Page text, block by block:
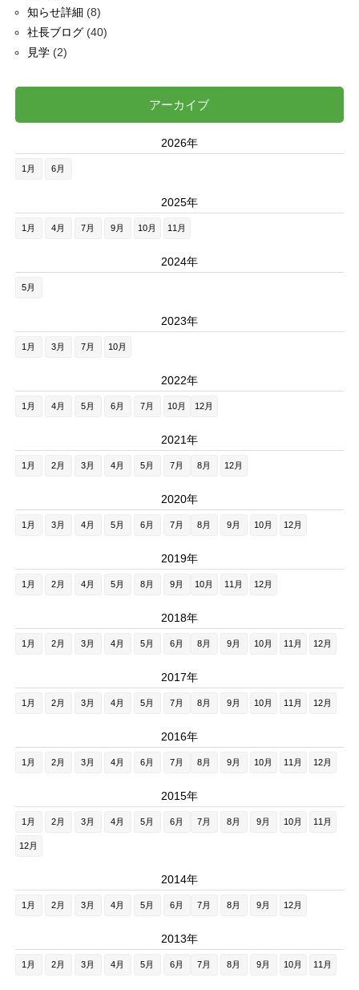
知らせ詳細 (8)
社長ブログ(40)
見学(2)
アーカイブ
2026年
1月 6月
2025年
1月 4月 7月 9月 10月 11月
2024年
5月
2023年
1月 3月 7月 10月
2022年
1月 4月 5月 6月 7月 10月 12月
2021年
1月 2月 3月 4月 5月 7月 8月 12月
2020年
1月 3月 4月 5月 6月 7月 8月 9月 10月 12月
2019年
1月 2月 4月 5月 8月 9月 10月 11月 12月
2018年
1月 2月 3月 4月 5月 6月 8月 9月 10月 11月 12月
2017年
1月 2月 3月 4月 5月 7月 8月 9月 10月 11月 12月
2016年
1月 2月 3月 4月 6月 7月 8月 9月 10月 11月 12月
2015年
1月 2月 3月 4月 5月 6月 7月 8月 9月 10月 11月
12月
2014年
1月 2月 3月 4月 5月 6月 7月 8月 9月 12月
2013年
1月 2月 3月 4月 5月 6月 7月 8月 9月 10月 11月